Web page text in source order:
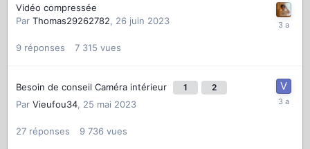
Vidéo compressée
Par Thomas29262782, 26 juin 2023
9 réponses 7 315 vues
Besoin de conseil Caméra intérieur 1 2
Par Vieufou34, 25 mai 2023
27 réponses 9 736 vues